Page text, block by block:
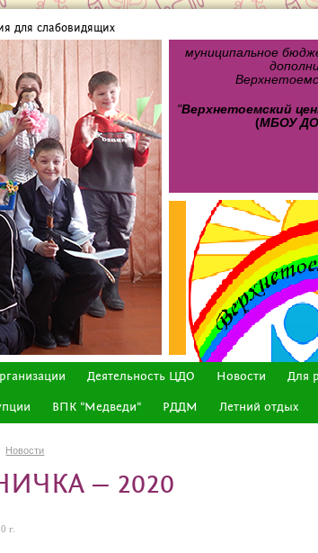
для слабовидящих
муниципальное
"Верхнетоемский
(МБОУ ДО
Деятельность ЦДО Новости Для
ВПК "Медведи" РДДМ Летний отдых
Новости
– 2020
г.